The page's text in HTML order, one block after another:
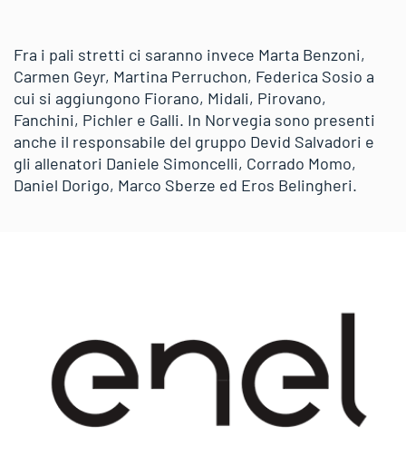
Fra i pali stretti ci saranno invece Marta Benzoni,
Carmen Geyr, Martina Perruchon, Federica Sosio a
cui si aggiungono Fiorano, Midali, Pirovano,
Fanchini, Pichler e Galli. In Norvegia sono presenti
anche il responsabile del gruppo Devid Salvadori e
gli allenatori Daniele Simoncelli, Corrado Momo,
Daniel Dorigo, Marco Sberze ed Eros Belingheri.